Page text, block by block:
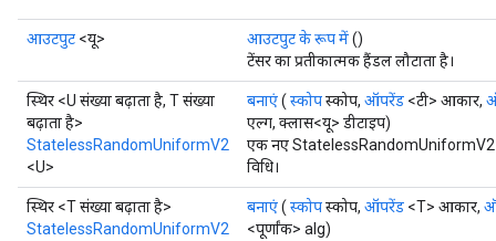
आउटपुट <यू> आउटपुट के रूप में()
टेंसर का प्रतीकात्मक हैंडल लौटाता है।
स्थिर <U संख्या बढ़ाता है, T संख्या
बढ़ाता है>
StatelessRandomUniformV2
<U>
बनाएं( स्कोपस्कोप, ऑपरेंड <टी> आकार,
एल्ग, क्लास<यू> डीटाइप)
एक नए
विधि।
स्थिर <T संख्या बढ़ाता है>
StatelessRandomUniformV2
बनाएं( स्कोपस्कोप, ऑपरेंड <T> आकार,
<पूर्णांक> alg)